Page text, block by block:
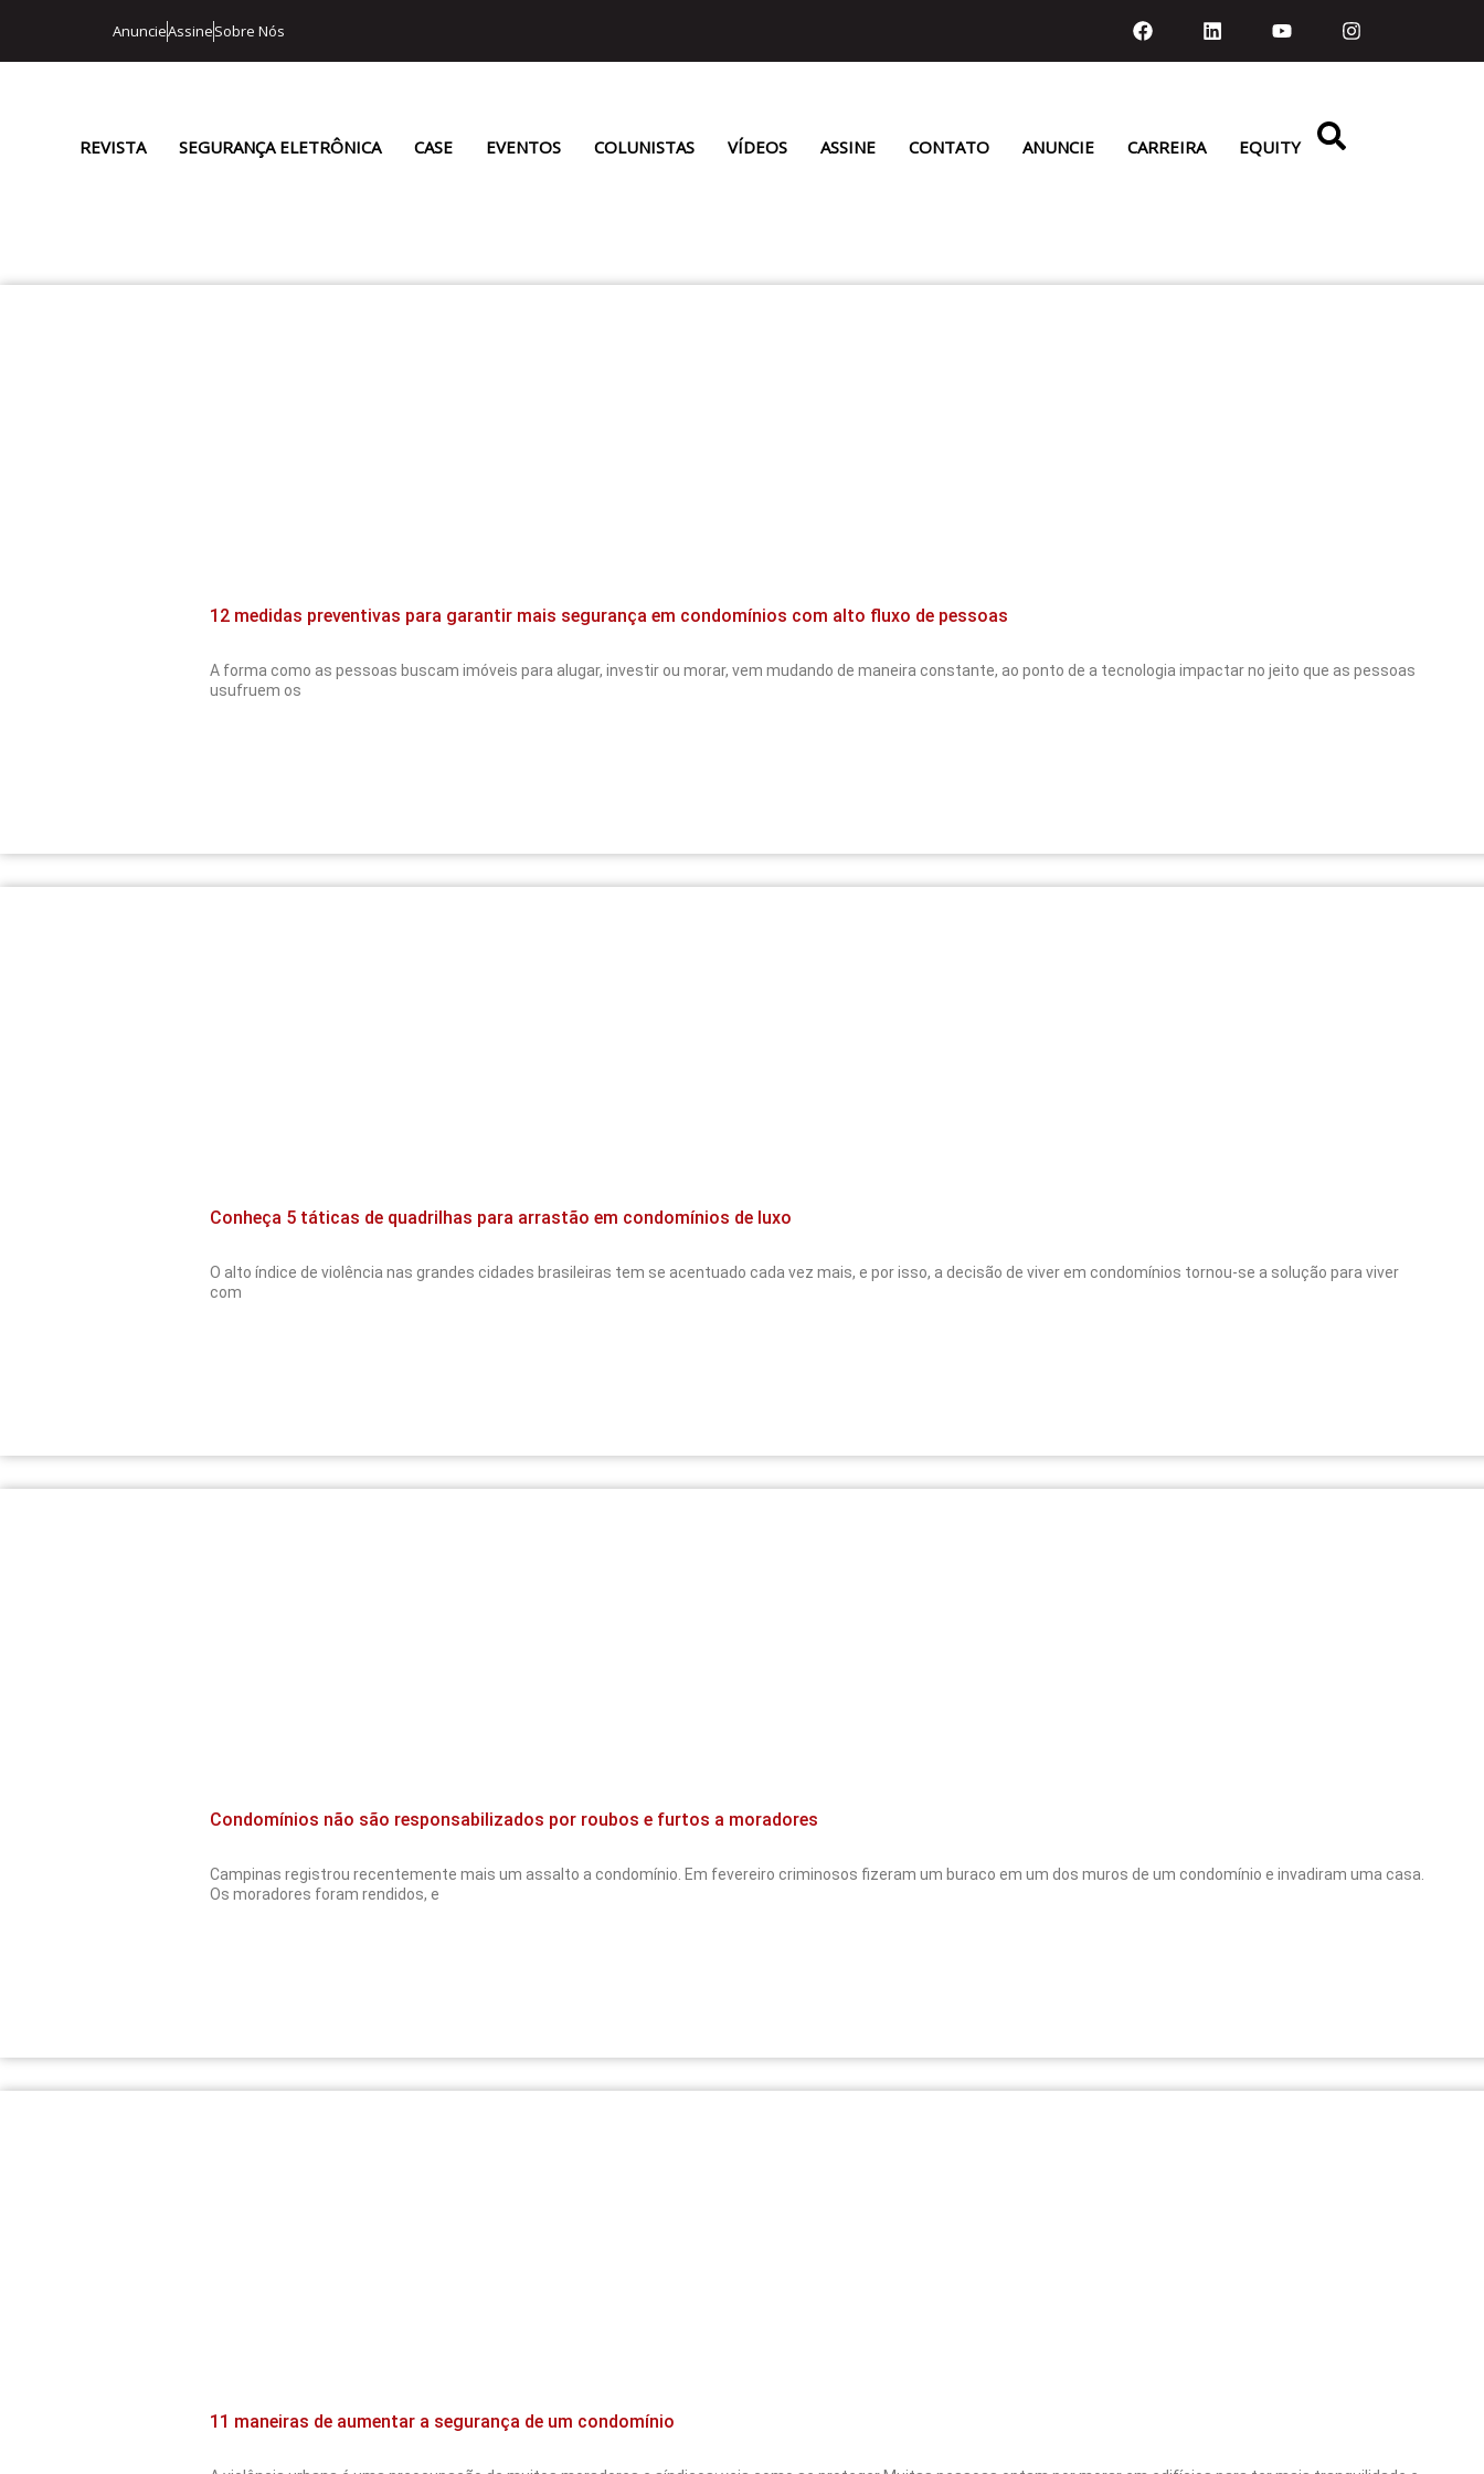
AnuncieAssineSobre Nós
REVISTA SEGURANÇA ELETRÔNICA CASE EVENTOS COLUNISTAS VÍDEOS ASSINE CONTATO ANUNCIE CARREIRA EQUITY
12 medidas preventivas para garantir mais segurança em condomínios com alto fluxo de pessoas
A forma como as pessoas buscam imóveis para alugar, investir ou morar, vem mudando de maneira constante, ao ponto de a tecnologia impactar no jeito que as pessoas
usufruem os
Conheça 5 táticas de quadrilhas para arrastão em condomínios de luxo
O alto índice de violência nas grandes cidades brasileiras tem se acentuado cada vez mais, e por isso, a decisão de viver em condomínios tornou-se a solução para viver
com
Condomínios não são responsabilizados por roubos e furtos a moradores
Campinas registrou recentemente mais um assalto a condomínio. Em fevereiro criminosos fizeram um buraco em um dos muros de um condomínio e invadiram uma casa.
Os moradores foram rendidos, e
11 maneiras de aumentar a segurança de um condomínio